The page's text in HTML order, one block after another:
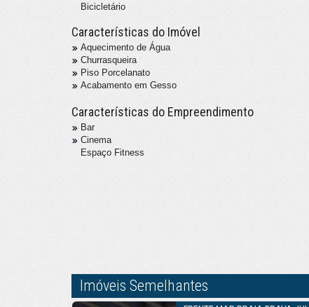
Bicicletário
Características do Imóvel
Aquecimento de Água
Churrasqueira
Piso Porcelanato
Acabamento em Gesso
Características do Empreendimento
Bar
Cinema
Espaço Fitness
Imóveis Semelhantes